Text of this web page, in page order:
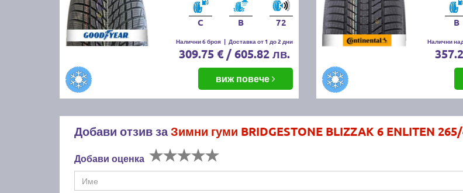
C B 72
Налични 6 броя | Доставка от 1 до 2 дни
309.75 € / 605.82 лв.
виж повече
B
Налични
Добави отзив заЗимни гуми BRIDGESTONE BLIZZAK 6 ENLITEN
Добави оценка